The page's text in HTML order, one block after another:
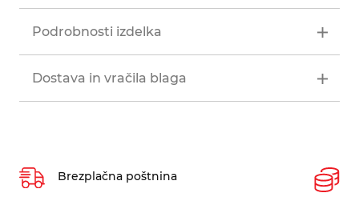
Podrobnosti izdelka
Dostava in vračila blaga
Brezplačna poštnina